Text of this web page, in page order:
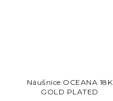
Náušnice OCEANA 18K
GOLD PLATED